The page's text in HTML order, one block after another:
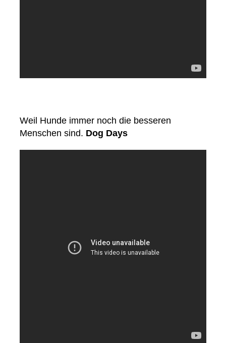
Weil Hunde immer noch die besseren
Menschen sind. Dog Days